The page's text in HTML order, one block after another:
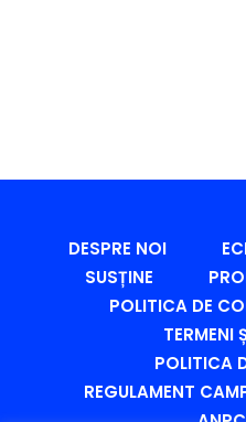
DESPRE NOI
SUSȚINE
POLITICA DE
TERMENI
POLITICA
REGULAMENT